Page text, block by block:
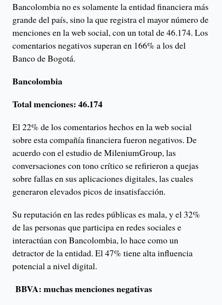
Bancolombia no es solamente la entidad financiera más
grande del país, sino la que registra el mayor número de
menciones en la web social, con un total de 46.174. Los
comentarios negativos superan en 166% a los del
Banco de Bogotá.
Bancolombia
Total menciones: 46.174
El 22% de los comentarios hechos en la web social
sobre esta compañía financiera fueron negativos. De
acuerdo con el estudio de MileniumGroup, las
conversaciones con tono crítico se refirieron a quejas
sobre fallas en sus aplicaciones digitales, las cuales
generaron elevados picos de insatisfacción.
Su reputación en las redes públicas es mala, y el 32%
de las personas que participa en redes sociales e
interactúan con Bancolombia, lo hace como un
detractor de la entidad. El 47% tiene alta influencia
potencial a nivel digital.
BBVA: muchas menciones negativas